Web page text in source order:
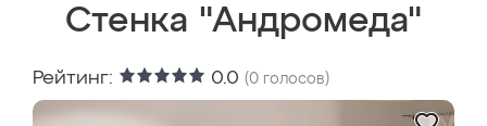
Стенка "Андромеда"
Рейтинг: 0.0 (0 голосов)